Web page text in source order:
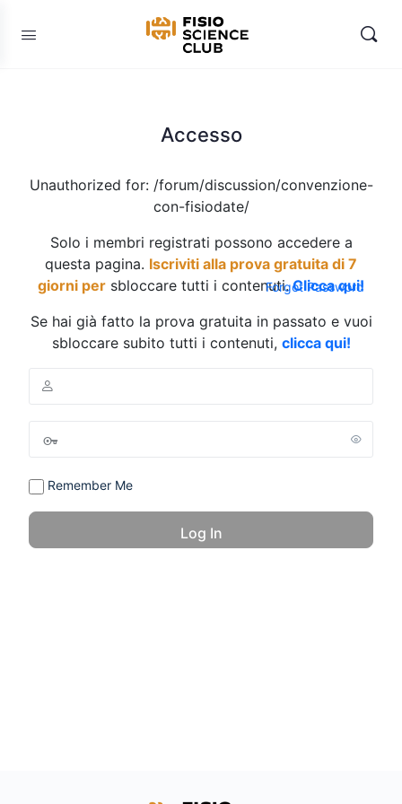
Accesso
Unauthorized for: /forum/discussion/convenzione-
con-fisiodate/
Solo i membri registrati possono accedere a
questa pagina. Iscriviti alla prova gratuita di 7
giorni per sbloccare tutti i contenuti.Clicca qui!
Se hai già fatto la prova gratuita in passato e vuoi
sbloccare subito tutti i contenuti, clicca qui!
Remember Me
Forgot Password